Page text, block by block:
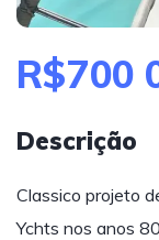
R$700
Descrição
Classico projeto
Ychts nos anos